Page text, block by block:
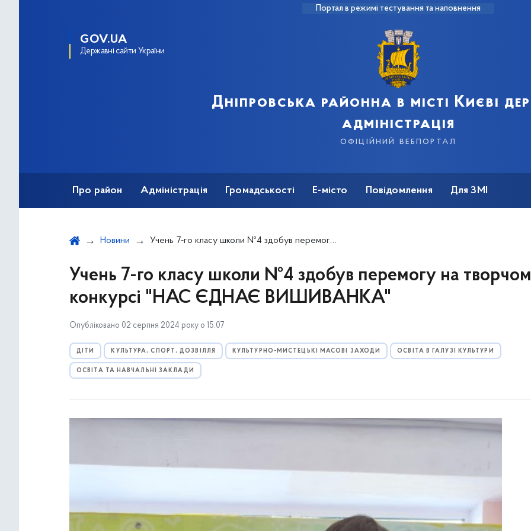
Портал в режимі тестування та наповнення
GOV.UA
Державні сайти України
Дніпровська районна в місті Києві
адміністрація
офіційний вебпортал
Про район Адміністрація Громадськості Е-місто Повідомлення Для ЗМІ
Новини Учень 7-го класу школи №4 здобув перемогу на творчому конкурсі "НАС ЄДНАЄ ВИШИВАНКА"
Учень 7-го класу школи №4 здобув перемогу на
конкурсі "НАС ЄДНАЄ ВИШИВАНКА"
Опубліковано 02 серпня 2024 року о 15:07
ДІТИ КУЛЬТУРА, СПОРТ, ДОЗВІЛЛЯ КУЛЬТУРНО-МИСТЕЦЬКІ МАСОВІ ЗАХОДИ ОСВІТА В ГАЛУЗІ КУЛЬТУРИ
ОСВІТА ТА НАВЧАЛЬНІ ЗАКЛАДИ